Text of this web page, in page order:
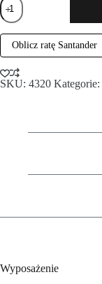
Oblicz ratę Santander
SKU: 4320 Kategorie:
Wyposażenie